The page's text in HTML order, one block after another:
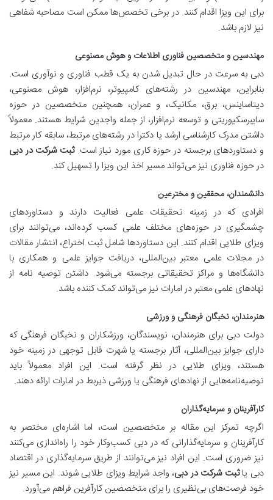
برای این ویزا اقدام کنند. در برخی تخصص‌ها ممکن است مصاحبه شفاهی
نیز لازم باشد.
مهندسین و متخصصین فناوری اطلاعات و هوش مصنوعی
دبی به سرعت در حال تبدیل شدن به یک قطب فناوری و نوآوری است.
بنابراین، مهندسین در رشته‌های کامپیوتر، نرم‌افزار، هوش مصنوعی،
دیتاساینس، برق، مکانیک، و عمران، همچنین متخصصین در حوزه
سایبرسکیوریتی و توسعه نرم‌افزار، از جمله واجدین شرایط هستند. معمولاً
داشتن مدرک کارشناسی ارشد یا دکترا در رشته‌های مرتبط، سابقه کار مرتبط
و دستاوردهای برجسته در حوزه کاری مورد نیاز است.ثبت شرکت در دبی
در حوزه فناوری نیز می‌تواند مسیر اخذ این ویزا را تسهیل کند.
دانشمندان، محققین و مخترعین
افرادی که در زمینه تحقیقات علمی فعالیت دارند و دستاوردهای
چشمگیری در حوزه‌های مختلف علمی کسب کرده‌اند، می‌توانند برای
ویزای طلایی اقدام کنند. این دستاوردها شامل ثبت اختراع، انتشار مقالات
در مجلات علمی معتبر بین‌المللی، دریافت جوایز علمی و همکاری با
دانشگاه‌ها و مراکز تحقیقاتی برجسته می‌شود. داشتن توصیه نامه از
نهادهای علمی معتبر در امارات نیز می‌تواند کمک کننده باشد.
هنرمندان، نخبگان فرهنگی و ورزشی
دولت دبی برای هنرمندان، نویسندگان، ورزشکاران و نخبگان فرهنگی که
دارای جوایز بین‌المللی، آثار برجسته یا شهرت قابل توجهی در زمینه خود
هستند، ویزای طلایی در نظر گرفته است. این افراد معمولاً باید
توصیه‌نامه‌هایی از نهادهای فرهنگی یا ورزشی ذیربط در امارات ارائه دهند.
کارآفرینان و سرمایه‌گذاران
اگرچه تمرکز این مقاله بر متخصصین است، اما اشاره‌ای مختصر به
کارآفرینان و سرمایه‌گذارانی که در دبی کسب‌وکار خود را راه‌اندازی می‌کنند
نیز ضروری است. این افراد نیز می‌توانند از طریق سرمایه‌گذاری در اقتصاد
دبی یاثبت شرکت در دبی، واجد شرایط ویزای طلایی شوند. این مسیر نیز
خود فرصت‌های بی‌نظیری را برای متخصصین کارآفرین فراهم می‌آورد.